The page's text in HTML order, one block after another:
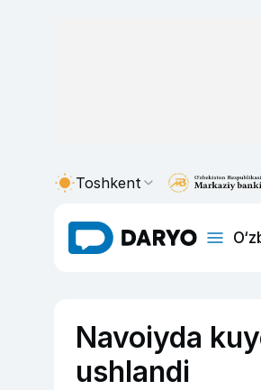
Toshkent
Navoiyda
ushlandi